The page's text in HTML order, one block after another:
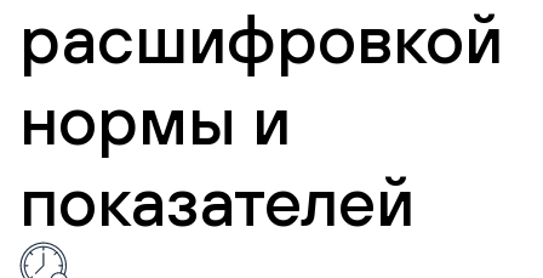
расшифровкой
нормы и
показателей